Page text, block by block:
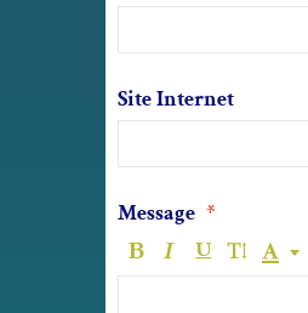
Site Internet
Message